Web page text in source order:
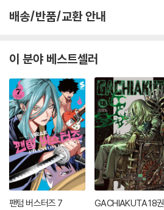
배송/반품/교환 안내
이 분야 베스트셀러
팬텀 버스터즈 7
GACHIAKUTA 18권